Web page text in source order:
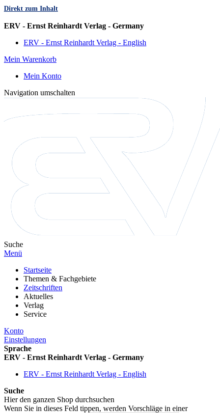
Direkt zum Inhalt
ERV - Ernst Reinhardt Verlag - Germany
ERV - Ernst Reinhardt Verlag - English
Mein Warenkorb
Mein Konto
Navigation umschalten
Suche
Menü
Startseite
Themen & Fachgebiete
Zeitschriften
Aktuelles
Verlag
Service
Konto
Einstellungen
Sprache
ERV - Ernst Reinhardt Verlag - Germany
ERV - Ernst Reinhardt Verlag - English
Suche
Hier den ganzen Shop durchsuchen
Wenn Sie in dieses Feld tippen, werden Vorschläge in einer